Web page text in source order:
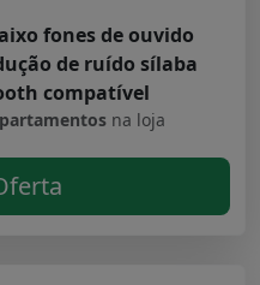
fones de ouvido
de ruído sílaba
compatível
na loja